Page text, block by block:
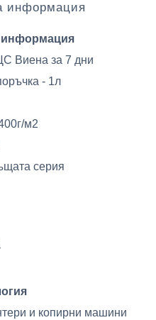
информация
Виена за 7 дни
- 1л
м2
серия
и копирни машини